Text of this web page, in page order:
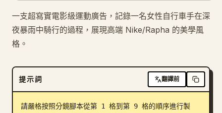
部落格
一支超寫實電影級運動廣告，記錄一名女性自行車手在深
夜暴雨中騎行的過程，展現高端 Nike/Rapha 的美學風
格。
提示詞 翻譯前
請嚴格按照分鏡腳本從第 1 格到第 9 格的順序進行製